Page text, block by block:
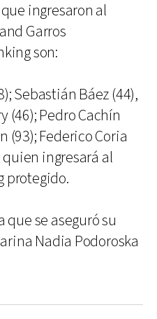
ingresaron al
Garros
son:
Sebastián Báez (44),
(46); Pedro Cachín
(93); Federico Coria
quien ingresará al
protegido.
que se aseguró su
Nadia Podoroska